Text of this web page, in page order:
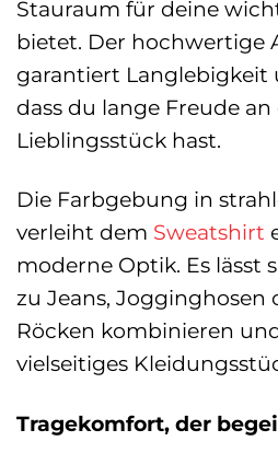
Stauraum für deine
bietet. Der hochwertige
garantiert Langlebigkeit
dass du lange Freude
Lieblingsstück hast.
Die Farbgebung in
verleiht dem Sweatshirt
moderne Optik. Es lässt
zu Jeans, Jogginghosen
Röcken kombinieren
vielseitiges
Tragekomfort, der